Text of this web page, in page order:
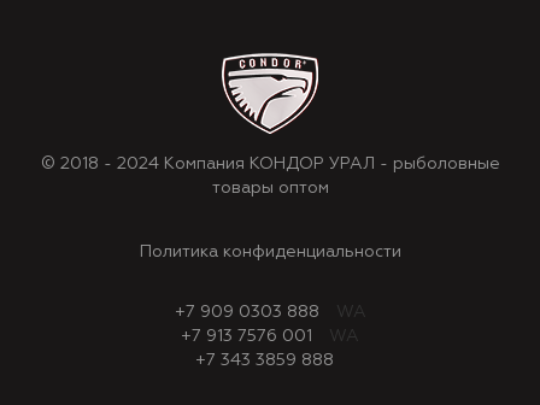
© 2018 - 2024 Компания КОНДОР УРАЛ - рыболовные
товары оптом
Политика конфиденциальности
+7 909 0303 888
WA
+7 913 7576 001
WA
+7 343 3859 888